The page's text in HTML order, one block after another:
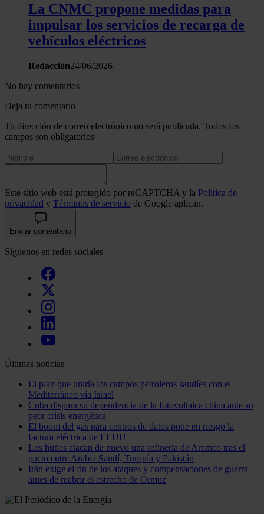
La CNMC propone medidas para
impulsar los servicios de recarga de
vehículos eléctricos
Redacción24/06/2026
No hay comentarios
Deja tu comentario
Tu dirección de correo electrónico no será publicada. Todos los
campos son obligatorios
Este sitio web está protegido por reCAPTCHA y la Política de
privacidad y Términos de servicio de Google aplican.
Enviar comentario
Síguenos en redes sociales
Últimas noticias
El plan que uniría los campos petroleros saudíes con el
Mediterráneo vía Israel
Cuba dispara su dependencia de la fotovoltaica china ante su
peor crisis energética
El boom del gas para centros de datos pone en riesgo la
factura eléctrica de EEUU
Los hutíes atacan de nuevo una refinería de Aramco tras el
pacto entre Arabia Saudí, Turquía y Pakistán
Irán exige el fin de los ataques y compensaciones de guerra
antes de reabrir el estrecho de Ormuz